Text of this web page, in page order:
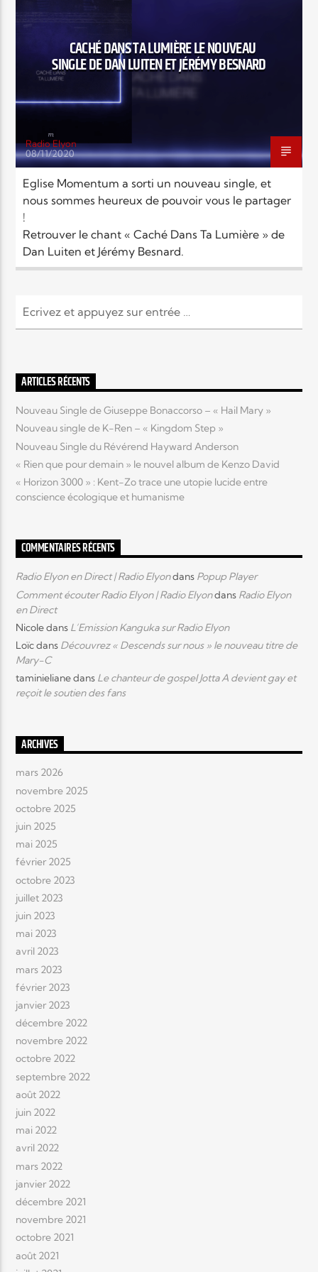
Radio Elyon
Elyon Rhema
Elyon Kids
CACHÉ DANS TA LUMIÈRE LE NOUVEAU
SINGLE DE DAN LUITEN ET JÉRÉMY BESNARD
Radio Elyon
08/11/2020
Eglise Momentum a sorti un nouveau single, et
nous sommes heureux de pouvoir vous le partager
!
Retrouver le chant « Caché Dans Ta Lumière » de
Dan Luiten et Jérémy Besnard.
ARTICLES RÉCENTS
Nouveau Single de Giuseppe Bonaccorso – « Hail Mary »
Nouveau single de K-Ren – « Kingdom Step »
Nouveau Single du Révérend Hayward Anderson
« Rien que pour demain » le nouvel album de Kenzo David
« Horizon 3000 » : Kent-Zo trace une utopie lucide entre
conscience écologique et humanisme
COMMENTAIRES RÉCENTS
Radio Elyon en Direct | Radio Elyondans Popup Player
Comment écouter Radio Elyon | Radio Elyondans Radio Elyon
en Direct
Nicoledans L’Emission Kanguka sur Radio Elyon
Loïcdans Découvrez « Descends sur nous » le nouveau titre de
Mary-C
taminielianedans Le chanteur de gospel Jotta A devient gay et
reçoit le soutien des fans
ARCHIVES
mars 2026
novembre 2025
octobre 2025
juin 2025
mai 2025
février 2025
octobre 2023
juillet 2023
juin 2023
mai 2023
avril 2023
mars 2023
février 2023
janvier 2023
décembre 2022
novembre 2022
octobre 2022
septembre 2022
août 2022
juin 2022
mai 2022
avril 2022
mars 2022
janvier 2022
décembre 2021
novembre 2021
octobre 2021
août 2021